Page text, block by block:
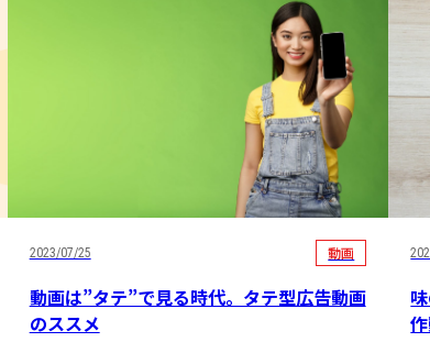
2023/07/25 動画
動画は”タテ”で見る時代。タテ型広告動画
のススメ